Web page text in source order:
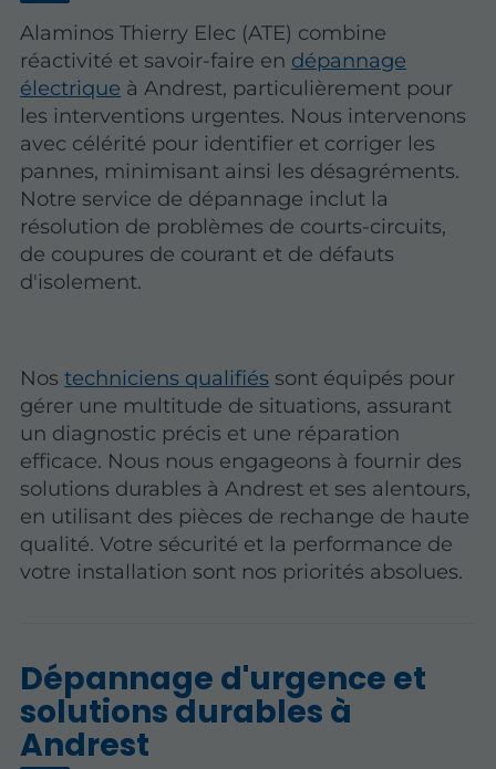
Alaminos Thierry Elec (ATE) combine
réactivité et savoir-faire en dépannage
électrique à Andrest, particulièrement pour
les interventions urgentes. Nous intervenons
avec célérité pour identifier et corriger les
pannes, minimisant ainsi les désagréments.
Notre service de dépannage inclut la
résolution de problèmes de courts-circuits,
de coupures de courant et de défauts
d'isolement.
Nostechniciens qualifiés sont équipés pour
gérer une multitude de situations, assurant
un diagnostic précis et une réparation
efficace. Nous nous engageons à fournir des
solutions durables à Andrest et ses alentours,
en utilisant des pièces de rechange de haute
qualité. Votre sécurité et la performance de
votre installation sont nos priorités absolues.
Dépannage d'urgence et
solutions durables à
Andrest